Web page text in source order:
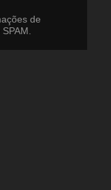
de